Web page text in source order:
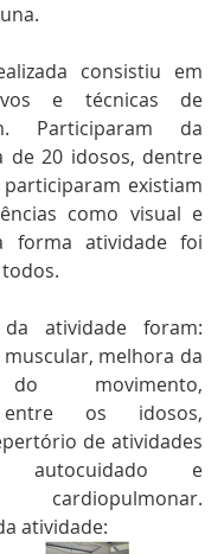
consistiu em
e técnicas de
Participaram da
de 20 idosos, dentre
existiam
como visual e
forma atividade foi
atividade foram:
melhora da
movimento,
entre os idosos,
de atividades
autocuidado e
cardiopulmonar.
atividade: